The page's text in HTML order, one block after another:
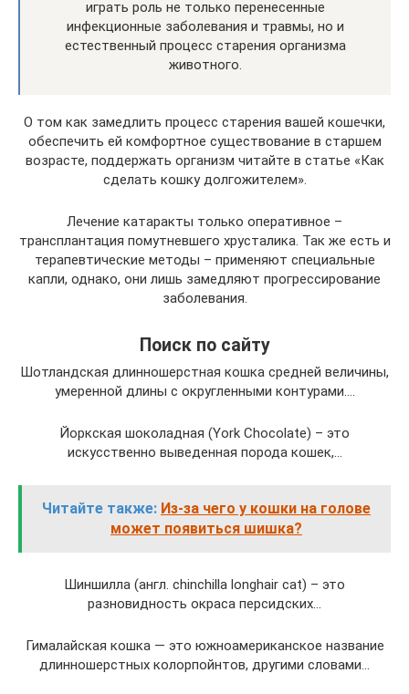
играть роль не только перенесенные
инфекционные заболевания и травмы, но и
естественный процесс старения организма
животного.
О том как замедлить процесс старения вашей кошечки,
обеспечить ей комфортное существование в старшем
возрасте, поддержать организм читайте в статье «Как
сделать кошку долгожителем».
Лечение катаракты только оперативное –
трансплантация помутневшего хрусталика. Так же есть и
терапевтические методы – применяют специальные
капли, однако, они лишь замедляют прогрессирование
заболевания.
Поиск по сайту
Шотландская длинношерстная кошка средней величины,
умеренной длины с округленными контурами….
Йоркская шоколадная (York Chocolate) – это
искусственно выведенная порода кошек,…
Читайте также: Из-за чего у кошки на голове
может появиться шишка?
Шиншилла (англ. chinchilla longhair cat) – это
разновидность окраса персидских…
Гималайская кошка — это южноамериканское название
длинношерстных колорпойнтов, другими словами…